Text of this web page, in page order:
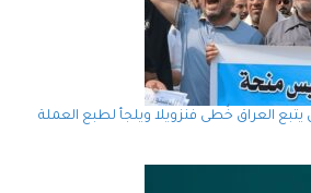
العراق خُطى فنزويلا ويلجأ لطبع العملة